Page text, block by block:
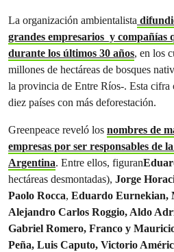
La organización ambientalista
grandes empresarios y compañías
durante los últimos 30 años, en los
millones de hectáreas de bosques
la provincia de Entre Ríos-. Esta cifra
diez países con más deforestación.
Greenpeace reveló los nombres de
empresas por ser responsables de
Argentina. Entre ellos, figuran
hectáreas desmontadas), Jorge
Paolo Rocca, Eduardo Eurnekian,
Alejandro Carlos Roggio, Aldo
Gabriel Romero, Franco y
Peña, Luis Caputo, Victorio